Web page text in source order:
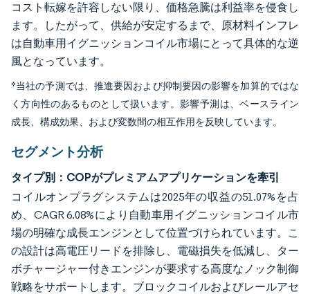
コスト転嫁を許容しない限り、価格急騰は利益率を侵食し
ます。したがって、供給が安定するまで、原材料インフレ
は自動車用イグニッションコイル市場にとって具体的な逆
風となっています。
*当社の予測では、推進要因および抑制要因の影響を加算的ではな
く方向性のあるものとして扱います。影響予測は、ベースライン
成長、構成効果、および変数間の相互作用を反映しています。
セグメント分析
タイプ別：COPがプレミアムアプリケーションを牽引
コイルオンプラグシステムは2025年の収益の51.07%を占
め、CAGR 6.08%により自動車用イグニッションコイル市
場の明確な成長エンジンとして位置づけられています。こ
の設計は高電圧リードを排除し、電磁損失を低減し、ター
ボチャージャー付きエンジンが要求する高度なノック制御
戦略をサポートします。ブロックコイルおよびレールアセ